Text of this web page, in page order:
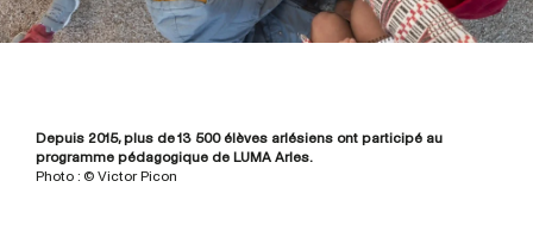
Depuis 2015, plus de 13 500 élèves arlésiens ont participé au
programme pédagogique de LUMA Arles.
Photo : © Victor Picon